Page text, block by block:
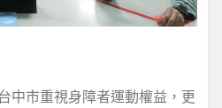
中市重視身障者運動權益，更